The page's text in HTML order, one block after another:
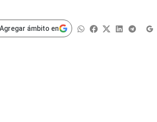
Agregar ámbito en